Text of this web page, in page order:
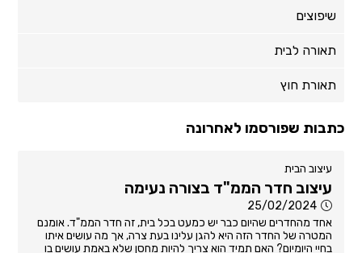
שיפוצים
תאורה לבית
תאורת חוץ
כתבות שפורסמו לאחרונה
עיצוב הבית
עיצוב חדר הממ"ד בצורה נעימה
25/02/2024
אחד מהחדרים שהיום כבר יש כמעט בכל בית, זה חדר הממ"ד. אומנם
המטרה של החדר הזה היא להגן עלינו בעת צרה, אך מה עושים איתו
בחיי היומיום? האם תמיד הוא צריך להיות מחסן שלא באמת עושים בו